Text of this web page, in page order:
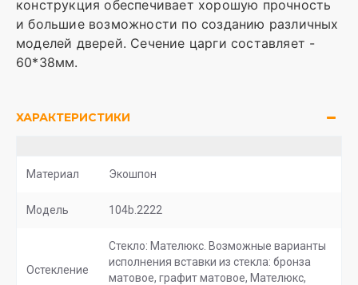
конструкция обеспечивает хорошую прочность
и большие возможности по созданию различных
моделей дверей. Сечение царги составляет -
60*38мм.
ХАРАКТЕРИСТИКИ
Материал Экошпон
Модель 104b.2222
Остекление
Стекло: Мателюкс. Возможные варианты
исполнения вставки из стекла: бронза
матовое, графит матовое, Мателюкс,